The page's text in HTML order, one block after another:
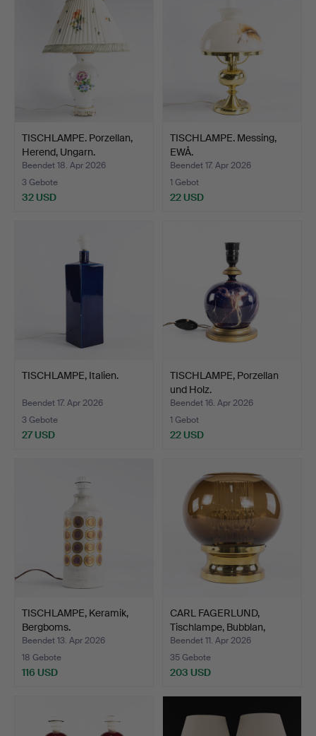
TISCHLAMPE. Porzellan,
Herend, Ungarn.
Beendet 18. Apr 2026
3 Gebote
32 USD
TISCHLAMPE. Messing,
EWÅ.
Beendet 17. Apr 2026
1 Gebot
22 USD
TISCHLAMPE, Italien.
Beendet 17. Apr 2026
3 Gebote
27 USD
TISCHLAMPE, Porzellan
und Holz.
Beendet 16. Apr 2026
1 Gebot
22 USD
TISCHLAMPE, Keramik,
Bergboms.
Beendet 13. Apr 2026
18 Gebote
116 USD
CARL FAGERLUND,
Tischlampe, Bubblan,
Orref…
Beendet 11. Apr 2026
35 Gebote
203 USD